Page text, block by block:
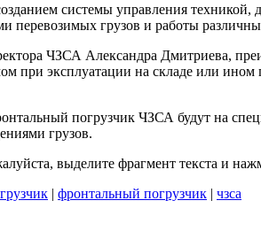
системы управления
перевозимых грузов и работы
ЧЗСА Александра Дмитриева,
при эксплуатации на складе или
погрузчик ЧЗСА будут на
грузов.
выделите фрагмент текста и
| фронтальный погрузчик | чзса